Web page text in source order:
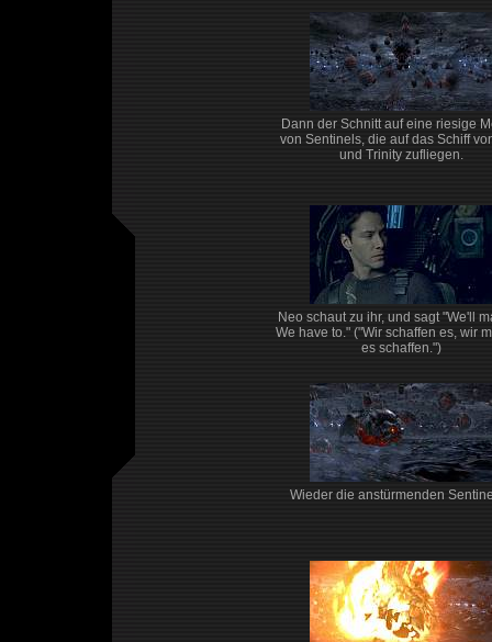
Dann der Schnitt auf eine riesige
von Sentinels, die auf das Schiff
und Trinity zufliegen.
Neo schaut zu ihr, und sagt "We'll
We have to." ("Wir schaffen es, wir
es schaffen.")
Wieder die anstürmenden